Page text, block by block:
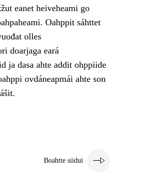
eanet heiveheami go
Oahppit sáhttet
olles
doarjaga eará
ja dasa ahte addit ohppiide
ovdáneapmái ahte son
Boahtte siidui